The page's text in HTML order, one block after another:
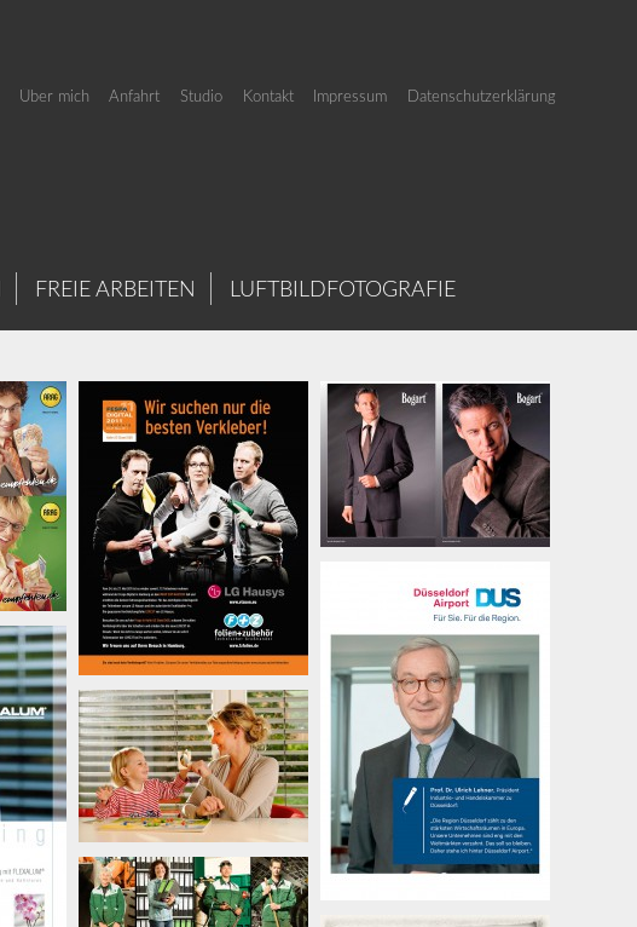
Über mich Anfahrt Studio Kontakt Impressum Datenschutzerklärung
FREIE ARBEITEN LUFTBILDFOTOGRAFIE